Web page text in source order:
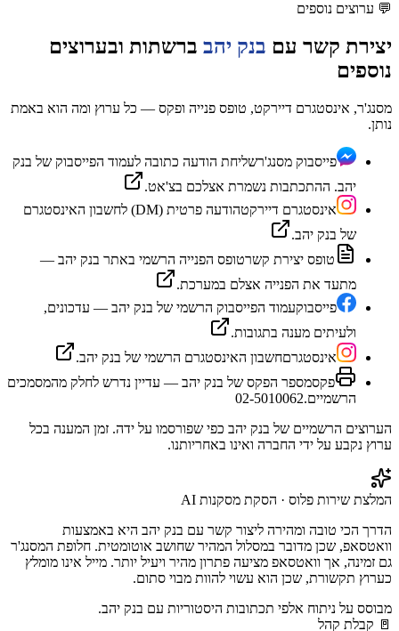
💬 ערוצים נוספים
יצירת קשר עם בנק יהב ברשתות ובערוצים
נוספים
מסנג'ר, אינסטגרם דיירקט, טופס פנייה ופקס — כל ערוץ ומה הוא באמת
נותן.
פייסבוק מסנג'רשליחת הודעה כתובה לעמוד הפייסבוק של בנק
יהב. ההתכתבות נשמרת אצלכם בצ'אט.
אינסטגרם דיירקט
הודעה פרטית (DM) לחשבון האינסטגרם
של בנק יהב.
טופס יצירת קשרטופס הפנייה הרשמי באתר בנק יהב —
מתעד את הפנייה אצלם במערכת.
פייסבוקעמוד הפייסבוק הרשמי של בנק יהב — עדכונים,
ולעיתים מענה בתגובות.
אינסטגרםחשבון האינסטגרם הרשמי של בנק יהב.
פקסמספר הפקס של בנק יהב — עדיין נדרש לחלק מהמסמכים
הרשמיים.02-5010062
הערוצים הרשמיים של בנק יהב כפי שפורסמו על ידה. זמן המענה בכל
ערוץ נקבע על ידי החברה ואינו באחריותנו.
המלצת שירות פלוס · הסקת מסקנות AI
הדרך הכי טובה ומהירה ליצור קשר עם בנק יהב היא באמצעות
וואטסאפ, שכן מדובר במסלול המהיר שחושב אוטומטית. חלופת המסנג'ר
גם זמינה, אך וואטסאפ מציעה פתרון מהיר ויעיל יותר. מייל אינו מומלץ
כערוץ תקשורת, שכן הוא עשוי להוות מבוי סתום.
מבוסס על ניתוח אלפי תכתובות היסטוריות עם בנק יהב.
🚪 קבלת קהל